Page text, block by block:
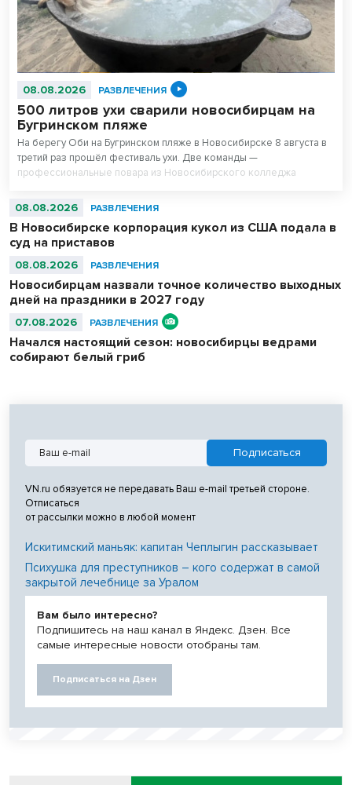
08.08.2026 РАЗВЛЕЧЕНИЯ
500 литров ухи сварили новосибирцам на
Бугринском пляже
На берегу Оби на Бугринском пляже в Новосибирске 8 августа в
третий раз прошёл фестиваль ухи. Две команды —
профессиональные повара из Новосибирского колледжа
приготовления очередь отдыхающих на пляже выстроилась за
08.08.2026 РАЗВЛЕЧЕНИЯ
В Новосибирске корпорация кукол из США подала в
суд на приставов
08.08.2026 РАЗВЛЕЧЕНИЯ
Новосибирцам назвали точное количество выходных
дней на праздники в 2027 году
07.08.2026 РАЗВЛЕЧЕНИЯ
Начался настоящий сезон: новосибирцы ведрами
собирают белый гриб
VN.ru обязуется не передавать Ваш e-mail третьей стороне.
Отписаться
от рассылки можно в любой момент
Искитимский маньяк: капитан Чеплыгин рассказывает
Психушка для преступников – кого содержат в самой
закрытой лечебнице за Уралом
Вам было интересно?
Подпишитесь на наш канал в Яндекс. Дзен. Все
самые интересные новости отобраны там.
Подписаться на Дзен